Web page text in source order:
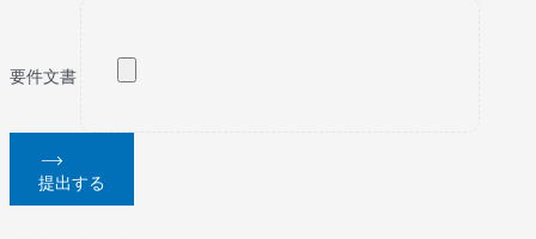
要件文書
提出する